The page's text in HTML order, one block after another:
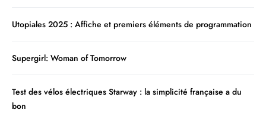
Utopiales 2025 : Affiche et premiers éléments de programmation
Supergirl: Woman of Tomorrow
Test des vélos électriques Starway : la simplicité française a du
bon